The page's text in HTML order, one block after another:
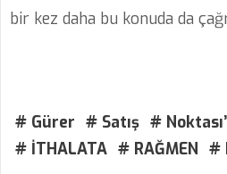
bir kez daha bu konuda da
# Gürer # Satış #
# İTHALATA # RAĞMEN #